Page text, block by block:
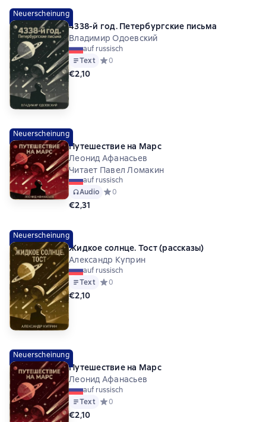
Neuerscheinung
4338-й год. Петербургские письма
Владимир Одоевский
auf russisch
Text Средний рейтинг 0 на основе 0 оценок
0
€2,10
Neuerscheinung
Путешествие на Марс
Леонид Афанасьев
Читает Павел Ломакин
auf russisch
Audio Средний рейтинг 0 на основе 0 оценок
0
€2,31
Neuerscheinung
Жидкое солнце. Тост (рассказы)
Александр Куприн
auf russisch
Text Средний рейтинг 0 на основе 0 оценок
0
€2,10
Neuerscheinung
Путешествие на Марс
Леонид Афанасьев
auf russisch
Text Средний рейтинг 0 на основе 0 оценок
0
€2,10